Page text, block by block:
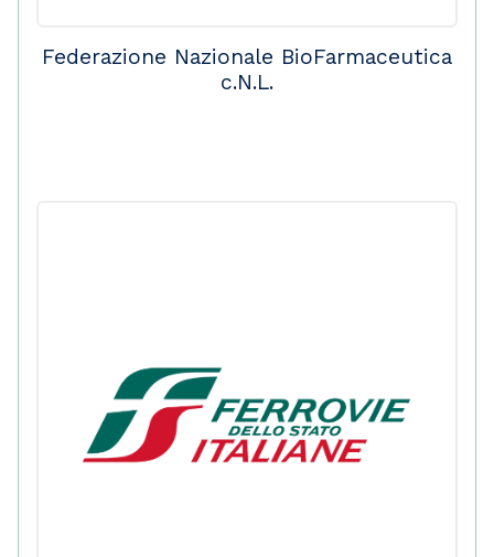
Federazione Nazionale BioFarmaceutica
c.N.L.